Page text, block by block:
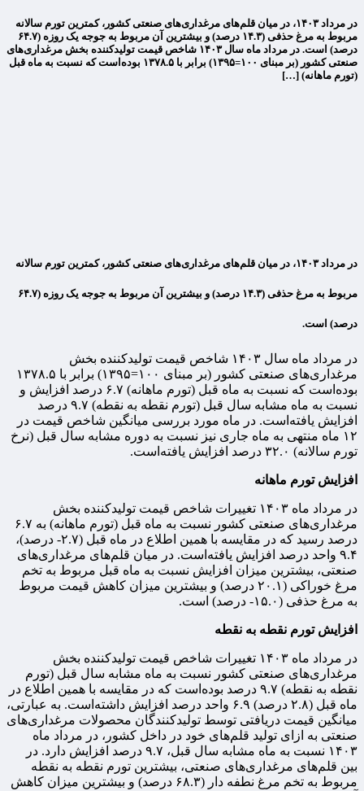
در مرداد ۱۴۰۳، در میان قلم‌های مرغداری‌های صنعتی کشور، کمترین تورم سالانه
مربوط به مرغ حذفی (۱۴.۳ درصد) و بیشترین آن مربوط به جوجه یک روزه (۶۴.۷
درصد) است. در مرداد ماه سال ۱۴۰۳ شاخص قیمت تولیدکننده بخش مرغداری‌های
صنعتی کشور (بر مبنای ۱۰۰=۱۳۹۵) برابر با ۱۳۷۸.۵ بوده‌است که نسبت به ماه قبل
(تورم ماهانه) […]
در مرداد ۱۴۰۳، در میان قلم‌های مرغداری‌های صنعتی کشور، کمترین تورم سالانه
مربوط به مرغ حذفی (۱۴.۳ درصد) و بیشترین آن مربوط به جوجه یک روزه (۶۴.۷
درصد) است.
در مرداد ماه سال ۱۴۰۳ شاخص قیمت تولیدکننده بخش
مرغداری‌های صنعتی کشور (بر مبنای ۱۰۰=۱۳۹۵) برابر با ۱۳۷۸.۵
بوده‌است که نسبت به ماه قبل (تورم ماهانه) ۶.۷ درصد افزایش و
نسبت به ماه مشابه سال قبل (تورم نقطه به نقطه) ۹.۷ درصد
افزایش یافته‌است. در ماه مورد بررسی میانگین شاخص قیمت در
۱۲ ماه منتهی به ماه جاری نیز نسبت به دوره مشابه سال قبل (نرخ
تورم سالانه) ۳۲.۰ درصد افزایش یافته‌است.
افزایش تورم ماهانه
در مرداد ماه ۱۴۰۳ تغییرات شاخص قیمت تولیدکننده بخش
مرغداری‌های صنعتی کشور نسبت به ماه قبل (تورم ماهانه) به ۶.۷
درصد رسید که در مقایسه با همین اطلاع در ماه قبل (۲.۷- درصد)،
۹.۴ واحد درصد افزایش یافته‌است. در میان قلم‌های مرغداری‌های
صنعتی، بیشترین میزان افزایش نسبت به ماه قبل مربوط به تخم
مرغ خوراکی (۲۰.۱ درصد) و بیشترین میزان کاهش قیمت مربوط
به مرغ حذفی (۱۵.۰- درصد) است.
افزایش تورم نقطه به نقطه
در مرداد ماه ۱۴۰۳ تغییرات شاخص قیمت تولیدکننده بخش
مرغداری‌های صنعتی کشور نسبت به ماه مشابه سال قبل (تورم
نقطه به نقطه) ۹.۷ درصد بوده‌است که در مقایسه با همین اطلاع در
ماه قبل (۲.۸ درصد) ۶.۹ واحد درصد افزایش داشته‌است. به عبارتی،
میانگین قیمت دریافتی توسط تولیدکنندگان محصولات مرغداری‌های
صنعتی به ازای تولید قلم‌های خود در داخل کشور، در مرداد ماه
۱۴۰۳ نسبت به ماه مشابه سال قبل، ۹.۷ درصد افزایش دارد. در
بین قلم‌های مرغداری‌های صنعتی، بیشترین تورم نقطه به نقطه
مربوط به تخم مرغ نطفه دار (۶۸.۳ درصد) و بیشترین میزان کاهش